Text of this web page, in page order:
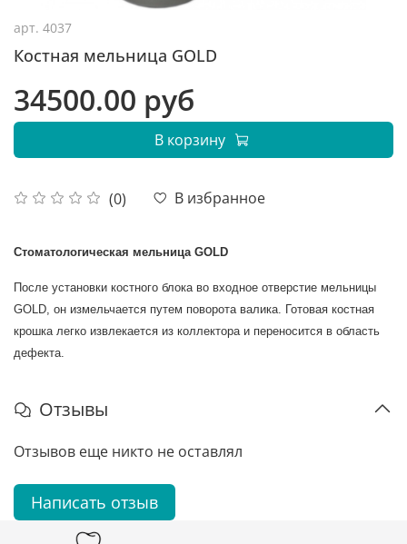
арт. 4037
Костная мельница GOLD
(0) В избранное
34500.00 руб
В корзину
Стоматологическая мельница GOLD
После установки костного блока во входное отверстие мельницы
GOLD, он измельчается путем поворота валика. Готовая костная
крошка легко извлекается из коллектора и переносится в область
дефекта.
Отзывы
Отзывов еще никто не оставлял
Написать отзыв